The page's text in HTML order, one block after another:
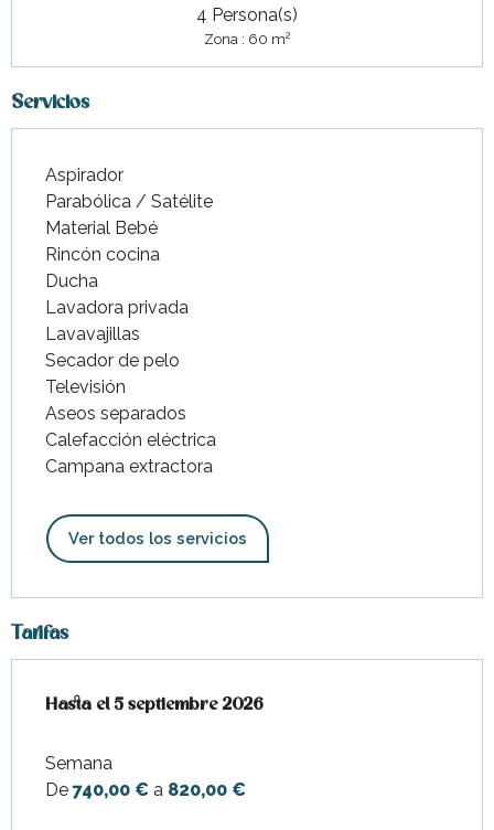
4 Persona(s)
Zona : 60 m2
Servicios
Aspirador
Parabólica / Satélite
Material Bebé
Rincón cocina
Ducha
Lavadora privada
Lavavajillas
Secador de pelo
Televisión
Aseos separados
Calefacción eléctrica
Campana extractora
Ver todos los servicios
Tarifas
Desde 13 junio 2026hasta5 septiembre 2026
Hasta el5 septiembre 2026
Semana
De 740,00 € a 820,00 €